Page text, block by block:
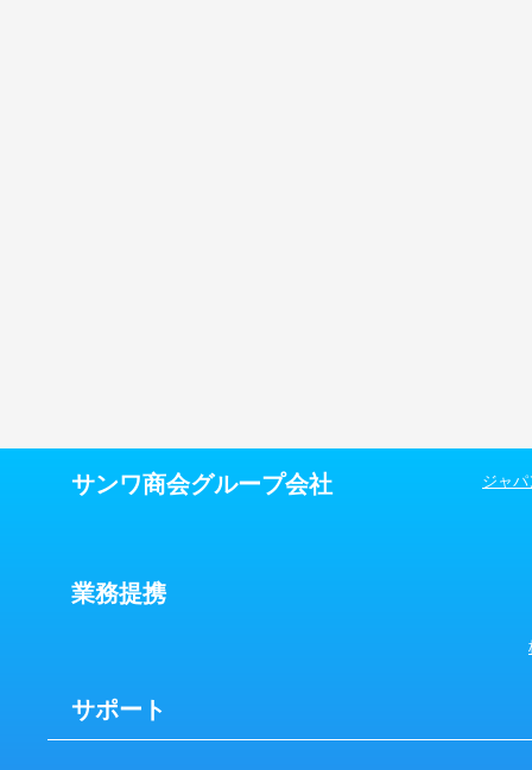
サンワ商会グループ会社 ジャ
業務提携
サポート